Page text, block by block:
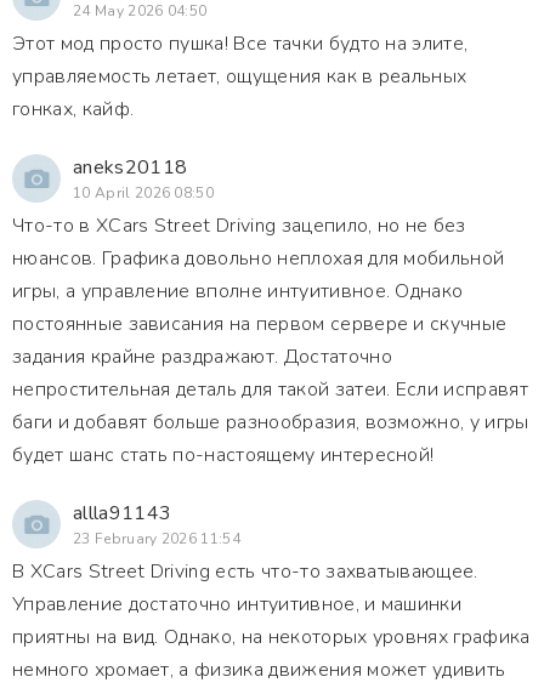
24 May 2026 04:50
Этот мод просто пушка! Все тачки будто на элите,
управляемость летает, ощущения как в реальных
гонках, кайф.
aneks20118
10 April 2026 08:50
Что-то в XCars Street Driving зацепило, но не без
нюансов. Графика довольно неплохая для мобильной
игры, а управление вполне интуитивное. Однако
постоянные зависания на первом сервере и скучные
задания крайне раздражают. Достаточно
непростительная деталь для такой затеи. Если исправят
баги и добавят больше разнообразия, возможно, у игры
будет шанс стать по-настоящему интересной!
allla91143
23 February 2026 11:54
В XCars Street Driving есть что-то захватывающее.
Управление достаточно интуитивное, и машинки
приятны на вид. Однако, на некоторых уровнях графика
немного хромает, а физика движения может удивить